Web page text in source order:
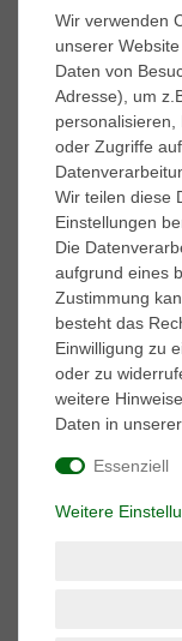
Marken
A.S. 98
adidas Performance
BK British-Knights
Buffalo
Caprice
Caterpillar
Columbia
Converse
Dr. Martens
Wir verwenden
unserer
Daten von
Adresse), um
oder Zugriffe
Wir teilen diese
Einstellungen
Die
aufgrund eines
Zustimmung
besteht das
Einwilligung zu
oder zu
weitere
Daten in unserer
Essenziell
Weitere